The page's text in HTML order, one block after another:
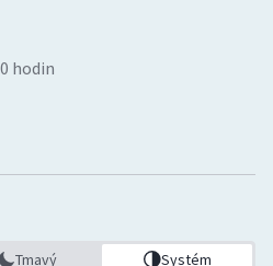
hodin
Tmavý Systém